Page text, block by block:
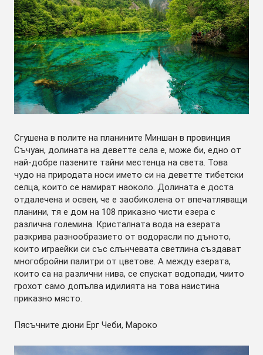
Сгушена в полите на планините Миншан в провинция
Съчуан, долината на деветте села е, може би, едно от
най-добре пазените тайни местенца на света. Това
чудо на природата носи името си на деветте тибетски
селца, които се намират наоколо. Долината е доста
отдалечена и освен, че е заобиколена от впечатляващи
планини, тя е дом на 108 приказно чисти езера с
различна големина. Кристалната вода на езерата
разкрива разнообразието от водорасли по дъното,
които играейки си със слънчевата светлина създават
многобройни палитри от цветове. А между езерата,
които са на различни нива, се спускат водопади, чиито
грохот само допълва идилията на това наистина
приказно място.
Пясъчните дюни Ерг Чеби, Мароко